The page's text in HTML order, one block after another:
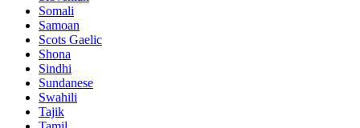
Somali
Samoan
Scots Gaelic
Shona
Sindhi
Sundanese
Swahili
Tajik